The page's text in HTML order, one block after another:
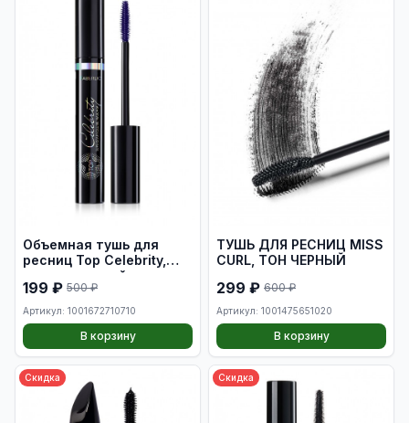
Объемная тушь для
ресниц Top Celebrity,
тон черничный
199 ₽ 500 ₽
Артикул: 1001672710710
В корзину
ТУШЬ ДЛЯ РЕСНИЦ MISS
CURL, ТОН ЧЕРНЫЙ
299 ₽ 600 ₽
Артикул: 1001475651020
В корзину
Скидка Скидка